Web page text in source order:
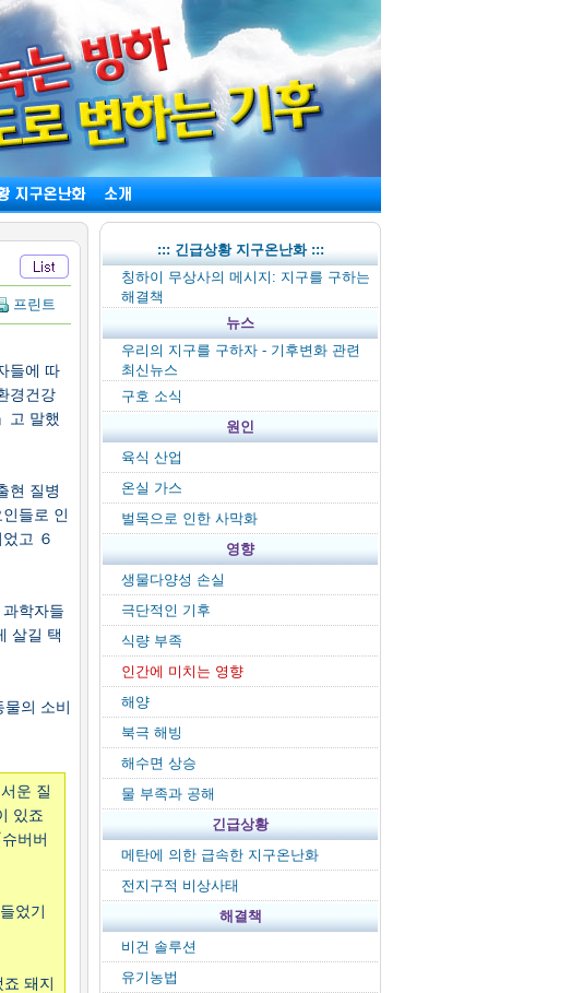
프린트
들에 따
경건강
고 말했
현 질병
들로 인
고 ６
학자들
살길 택
의 소비
운 질
있죠
버버
었기
돼지
::: 긴급상황 지구온난화 :::
칭하이 무상사의 메시지: 지구를 구하는
해결책
뉴스
우리의 지구를 구하자 - 기후변화 관련
최신뉴스
구호 소식
원인
육식 산업
온실 가스
벌목으로 인한 사막화
영향
생물다양성 손실
극단적인 기후
식량 부족
인간에 미치는 영향
해양
북극 해빙
해수면 상승
물 부족과 공해
긴급상황
메탄에 의한 급속한 지구온난화
전지구적 비상사태
해결책
비건 솔루션
유기농법